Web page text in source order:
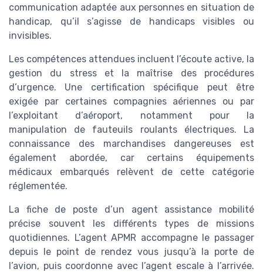
communication adaptée aux personnes en situation de
handicap, qu’il s’agisse de handicaps visibles ou
invisibles.
Les compétences attendues incluent l’écoute active, la
gestion du stress et la maîtrise des procédures
d’urgence. Une certification spécifique peut être
exigée par certaines compagnies aériennes ou par
l’exploitant d’aéroport, notamment pour la
manipulation de fauteuils roulants électriques. La
connaissance des marchandises dangereuses est
également abordée, car certains équipements
médicaux embarqués relèvent de cette catégorie
réglementée.
La fiche de poste d’un agent assistance mobilité
précise souvent les différents types de missions
quotidiennes. L’agent APMR accompagne le passager
depuis le point de rendez vous jusqu’à la porte de
l’avion, puis coordonne avec l’agent escale à l’arrivée.